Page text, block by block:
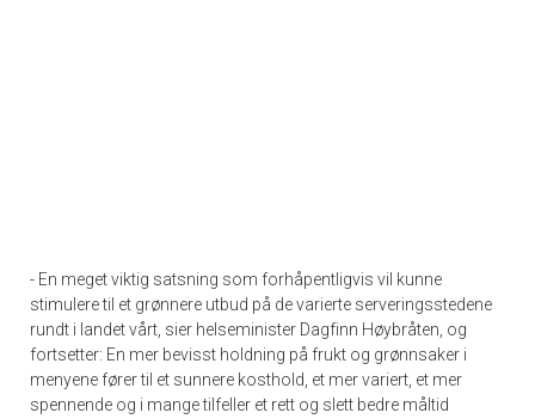
- En meget viktig satsning som forhåpentligvis vil kunne
stimulere til et grønnere utbud på de varierte serveringsstedene
rundt i landet vårt, sier helseminister Dagfinn Høybråten, og
fortsetter: En mer bevisst holdning på frukt og grønnsaker i
menyene fører til et sunnere kosthold, et mer variert, et mer
spennende og i mange tilfeller et rett og slett bedre måltid